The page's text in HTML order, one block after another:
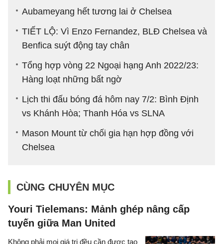
Aubameyang hết tương lai ở Chelsea
TIẾT LỘ: Vì Enzo Fernandez, BLĐ Chelsea và
Benfica suýt động tay chân
Tổng hợp vòng 22 Ngoại hạng Anh 2022/23:
Hàng loạt những bất ngờ
Lịch thi đấu bóng đá hôm nay 7/2: Bình Định
vs Khánh Hòa; Thanh Hóa vs SLNA
Mason Mount từ chối gia hạn hợp đồng với
Chelsea
CÙNG CHUYÊN MỤC
Youri Tielemans: Mảnh ghép nâng cấp
tuyến giữa Man United
Không phải mọi giá trị đều cần được tạo